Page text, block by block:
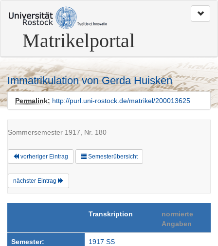
zum
Seitenanfang
Matrikelportal
Immatrikulation von Gerda Huisken
Permalink: http://purl.uni-rostock.de/matrikel/200013625
Sommersemester 1917, Nr. 180
vorheriger Eintrag Semesterübersicht
nächster Eintrag
Transkription
normierte
Angaben
Semester: 1917 SS